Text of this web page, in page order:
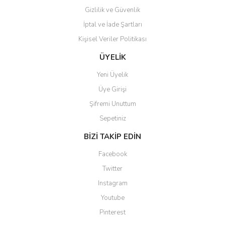
Gönder
Gizlilik ve Güvenlik
İptal ve İade Şartları
Kişisel Veriler Politikası
ÜYELİK
Yeni Üyelik
Üye Girişi
Şifremi Unuttum
Sepetiniz
BİZİ TAKİP EDİN
Facebook
Twitter
Instagram
Youtube
Pinterest